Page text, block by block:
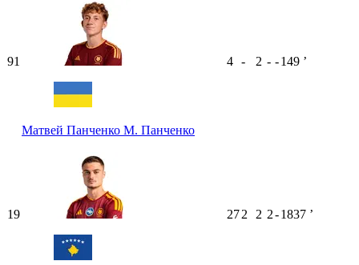
91
Матвей Панченко М. Панченко
4 - 2 - -149 ʼ
19 272 2 2-1837 ʼ